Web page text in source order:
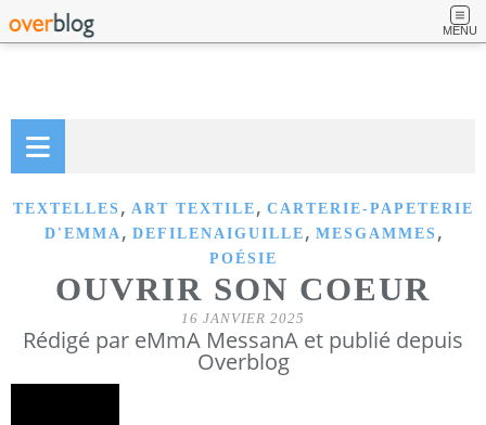
MENU
TEXTELLES , ART TEXTILE , CARTERIE-PAPETERIE
D'EMMA , DEFILENAIGUILLE , MESGAMMES ,
POÉSIE
OUVRIR SON COEUR
16 JANVIER 2025
Rédigé par eMmA MessanA et publié depuis
Overblog